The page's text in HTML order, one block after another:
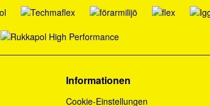
Informationen
Cookie-Einstellungen